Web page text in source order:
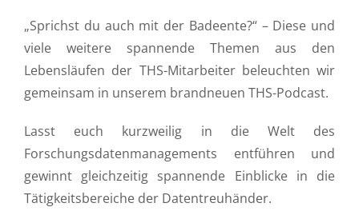
„Sprichst du auch mit der Badeente?“ – Diese und
viele weitere spannende Themen aus den
Lebensläufen der THS-Mitarbeiter beleuchten wir
gemeinsam in unserem brandneuen THS-Podcast.
Lasst euch kurzweilig in die Welt des
Forschungsdatenmanagements entführen und
gewinnt gleichzeitig spannende Einblicke in die
Tätigkeitsbereiche der Datentreuhänder.